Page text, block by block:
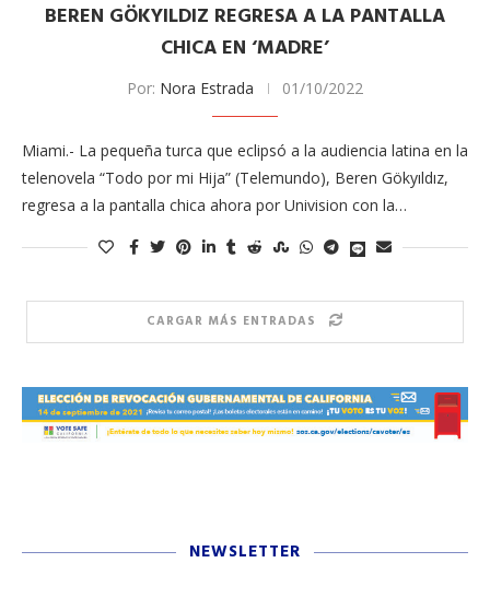
BEREN GÖKYILDIZ REGRESA A LA PANTALLA
CHICA EN ‘MADRE’
Por: Nora Estrada 01/10/2022
Miami.- La pequeña turca que eclipsó a la audiencia latina en la
telenovela “Todo por mi Hija” (Telemundo), Beren Gökyıldız,
regresa a la pantalla chica ahora por Univision con la…
CARGAR MÁS ENTRADAS
NEWSLETTER